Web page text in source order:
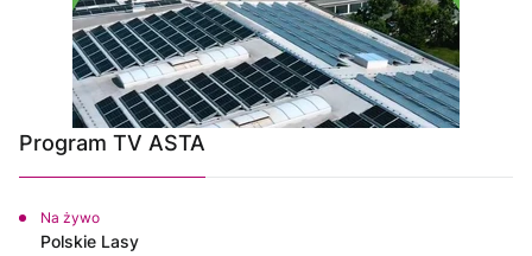
Program TV ASTA
Na żywo
Polskie Lasy